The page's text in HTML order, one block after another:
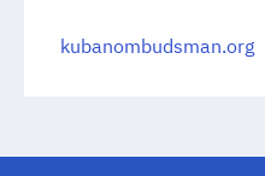
kubanombudsman.org